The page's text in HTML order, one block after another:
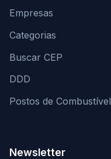
Empresas
Categorias
Buscar CEP
DDD
Postos de Combustível
Newsletter